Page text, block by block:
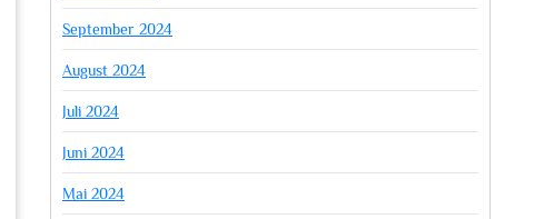
September 2024
August 2024
Juli 2024
Juni 2024
Mai 2024